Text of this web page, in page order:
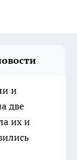
и
две
их и